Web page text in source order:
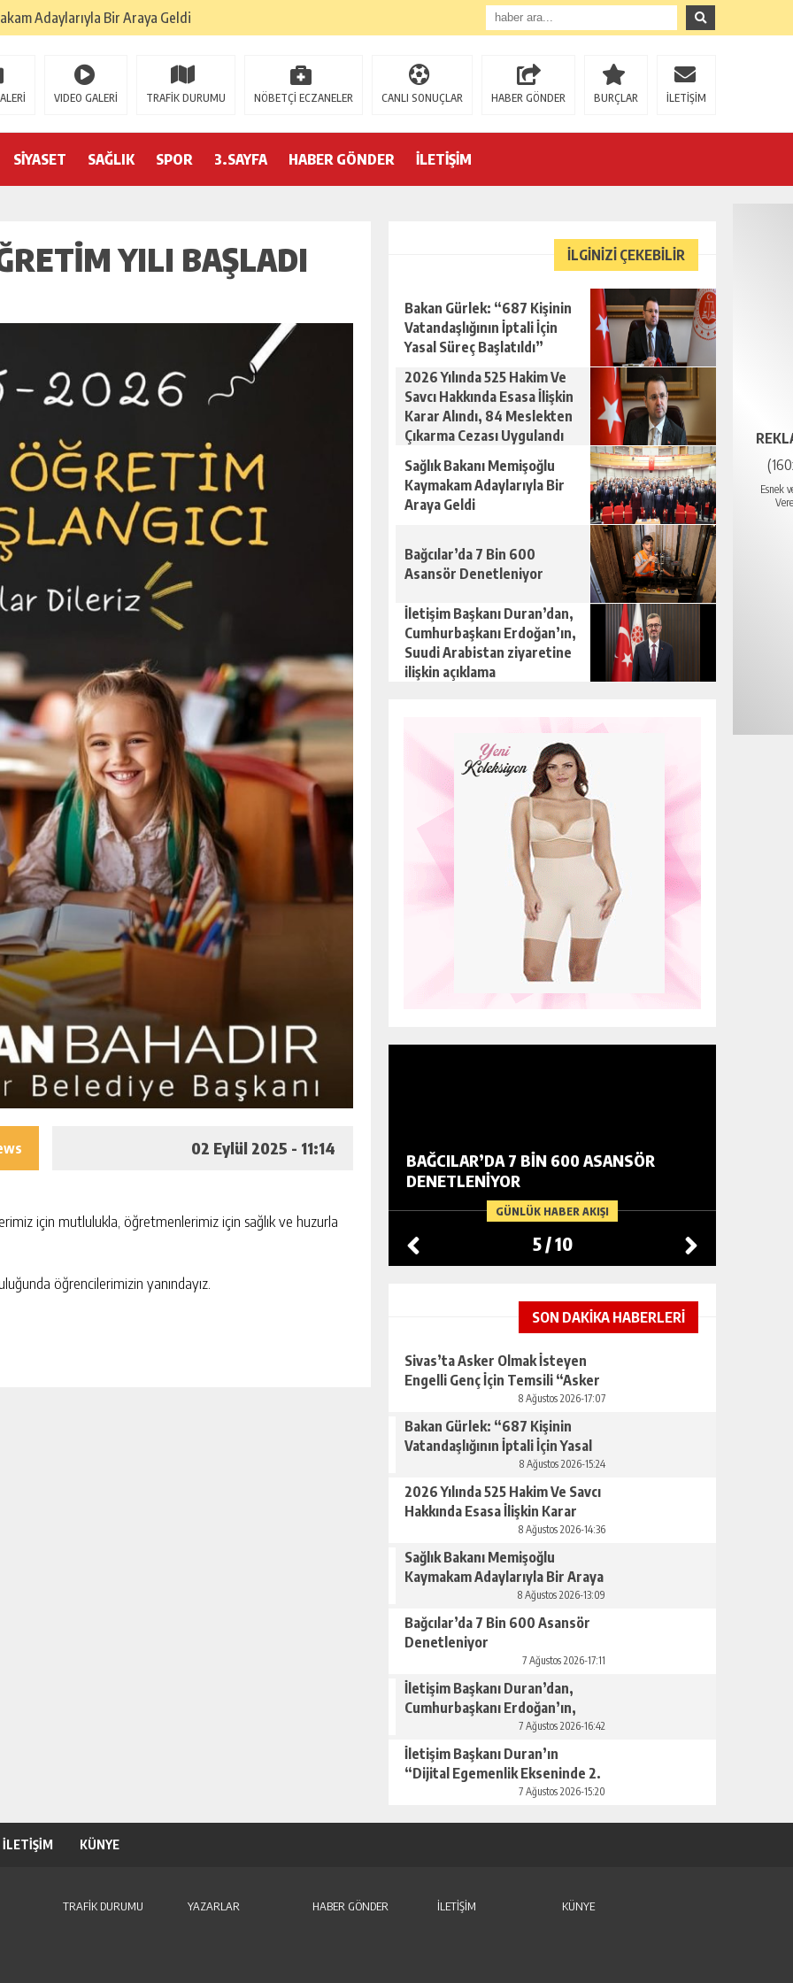
Esnek
Adaylarıyla Bir Araya Geldi
Erdoğan’ın, Suudi Arabistan ziyaretine ilişkin açıklama
500 Listesinde
VIDEO GALERİ TRAFİK DURUMU NÖBETÇİ ECZANELER CANLI SONUÇLAR HABER GÖNDER BURÇLAR İLETİŞİM
SİYASET SAĞLIK SPOR 3.SAYFA HABER GÖNDER İLETİŞİM
YILI BAŞLADI
02 Eylül 2025 - 11:14
için mutlulukla, öğretmenlerimiz için sağlık ve huzurla
öğrencilerimizin yanındayız.
İLGİNİZİ ÇEKEBİLİR
Bakan Gürlek: “687 Kişinin
Vatandaşlığının İptali İçin
Yasal Süreç Başlatıldı”
2026 Yılında 525 Hakim Ve
Savcı Hakkında Esasa İlişkin
Karar Alındı, 84 Meslekten
Çıkarma Cezası Uygulandı
Sağlık Bakanı Memişoğlu
Kaymakam Adaylarıyla Bir
Araya Geldi
Bağcılar’da 7 Bin 600
Asansör Denetleniyor
İletişim Başkanı Duran’dan,
Cumhurbaşkanı Erdoğan’ın,
Suudi Arabistan ziyaretine
ilişkin açıklama
GÜNLÜK HABER AKIŞI
SAĞLIK BAKANI MEMIŞOĞLU KAYMAKAM
GÜNLÜK HABER AKIŞI
BAĞCILAR’DA 7 BIN 600 ASANSÖR
DENETLENIYOR
5/10
SON DAKİKA HABERLERİ
Sivas’ta Asker Olmak İsteyen
Engelli Genç İçin Temsili “Asker
Eğlencesi” Düzenlendi8 Ağustos 2026-17:07
Bakan Gürlek: “687 Kişinin
Vatandaşlığının İptali İçin Yasal
8 Ağustos 2026-15:24
2026 Yılında 525 Hakim Ve Savcı
Hakkında Esasa İlişkin Karar
Alındı, 84 Meslekten Çıkarma
Cezası Uygulandı
8 Ağustos 2026-14:36
Sağlık Bakanı Memişoğlu
Kaymakam Adaylarıyla Bir Araya
8 Ağustos 2026-13:09
Bağcılar’da 7 Bin 600 Asansör
Denetleniyor
7 Ağustos 2026-17:11
İletişim Başkanı Duran’dan,
Cumhurbaşkanı Erdoğan’ın,
Suudi Arabistan ziyaretine
ilişkin açıklama
7 Ağustos 2026-16:42
İletişim Başkanı Duran’ın
“Dijital Egemenlik Ekseninde 2.
İletişim Şûrası ve Türkiye’nin
7 Ağustos 2026-15:20
İLETİŞİM KÜNYE
TRAFİK DURUMU YAZARLAR HABER GÖNDER İLETİŞİM KÜNYE